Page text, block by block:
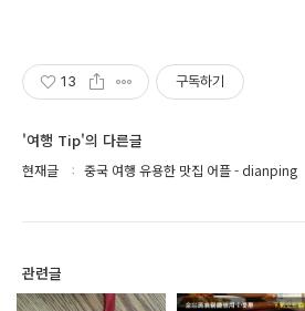
13 구독하기
'여행 Tip'의 다른글
현재글 중국 여행 유용한 맛집 어플 - dianping
관련글